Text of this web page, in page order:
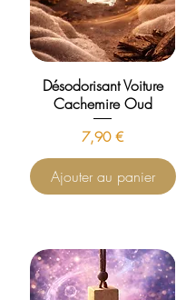
Désodorisant Voiture
Cachemire Oud
Prix
7,90 €
Ajouter au panier